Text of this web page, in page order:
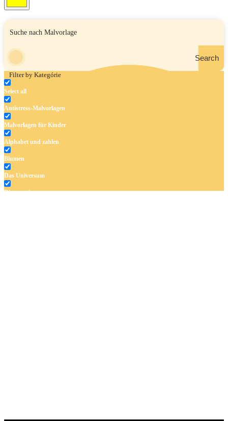
Search
Filter by Kategórie
Select all
Antistress-Malvorlagen
Malvorlagen für Kinder
Alphabet und zahlen
Blumen
Das Universum
Dinosaurier